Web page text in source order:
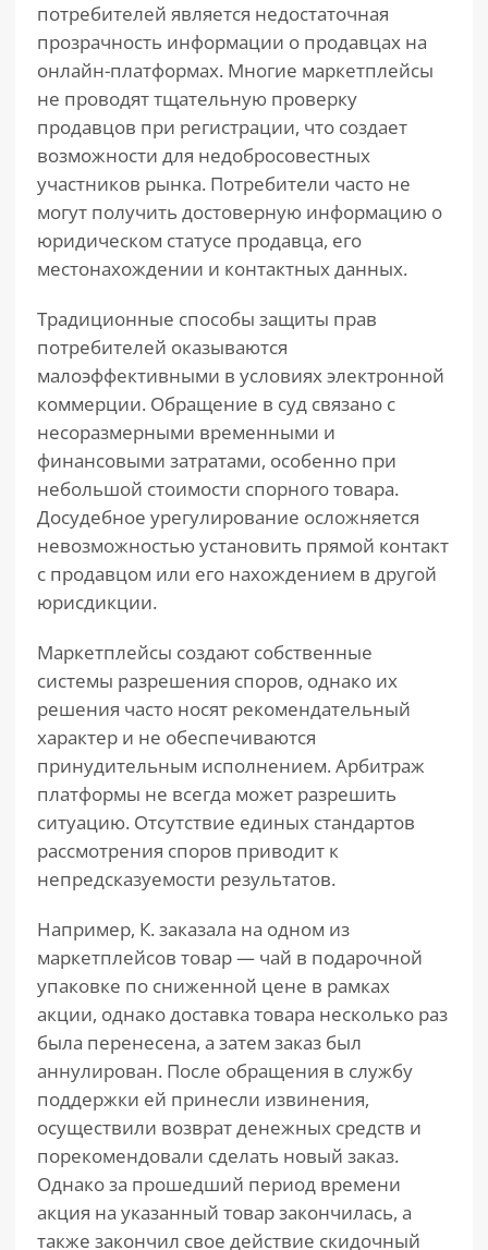
потребителей является недостаточная
прозрачность информации о продавцах на
онлайн-платформах. Многие маркетплейсы
не проводят тщательную проверку
продавцов при регистрации, что создает
возможности для недобросовестных
участников рынка. Потребители часто не
могут получить достоверную информацию о
юридическом статусе продавца, его
местонахождении и контактных данных.
Традиционные способы защиты прав
потребителей оказываются
малоэффективными в условиях электронной
коммерции. Обращение в суд связано с
несоразмерными временными и
финансовыми затратами, особенно при
небольшой стоимости спорного товара.
Досудебное урегулирование осложняется
невозможностью установить прямой контакт
с продавцом или его нахождением в другой
юрисдикции.
Маркетплейсы создают собственные
системы разрешения споров, однако их
решения часто носят рекомендательный
характер и не обеспечиваются
принудительным исполнением. Арбитраж
платформы не всегда может разрешить
ситуацию. Отсутствие единых стандартов
рассмотрения споров приводит к
непредсказуемости результатов.
Например, К. заказала на одном из
маркетплейсов товар — чай в подарочной
упаковке по сниженной цене в рамках
акции, однако доставка товара несколько раз
была перенесена, а затем заказ был
аннулирован. После обращения в службу
поддержки ей принесли извинения,
осуществили возврат денежных средств и
порекомендовали сделать новый заказ.
Однако за прошедший период времени
акция на указанный товар закончилась, а
также закончил свое действие скидочный